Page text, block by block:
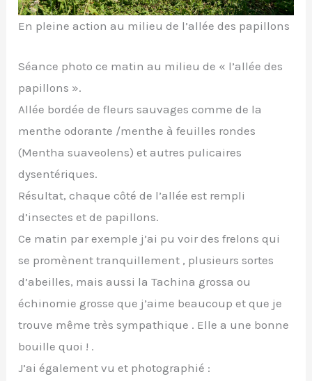
En pleine action au milieu de l’allée des papillons
Séance photo ce matin au milieu de « l’allée des
papillons ».
Allée bordée de fleurs sauvages comme de la
menthe odorante /menthe à feuilles rondes
(Mentha suaveolens) et autres pulicaires
dysentériques.
Résultat, chaque côté de l’allée est rempli
d’insectes et de papillons.
Ce matin par exemple j’ai pu voir des frelons qui
se promènent tranquillement , plusieurs sortes
d’abeilles, mais aussi la Tachina grossa ou
échinomie grosse que j’aime beaucoup et que je
trouve même très sympathique . Elle a une bonne
bouille quoi ! .
J’ai également vu et photographié :